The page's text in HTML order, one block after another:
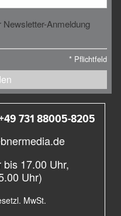
Newsletter-Anmeldung
* Pflichtfeld
731 88005-8205
17.00 Uhr,
Uhr)
MwSt.